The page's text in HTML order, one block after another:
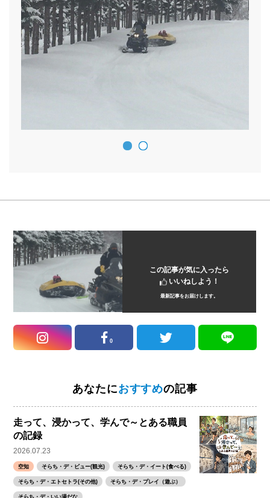
この記事が気に入ったら
いいねしよう！
最新記事をお届けします。
0
あなたにおすすめの記事
走って、浸かって、学んで～とある職員
の記録
2026.07.23
空知 そらち・デ・ビュー(観光) そらち・デ・イート(食べる)
そらち・デ・エトセトラ(その他) そらち・デ・プレイ（遊ぶ）
そらち・デ・いい湯だな